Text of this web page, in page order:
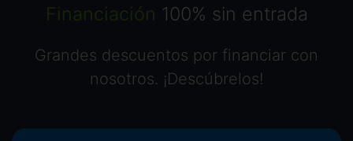
Financiación 100% sin entrada
Grandes descuentos por financiar con
nosotros. ¡Descúbrelos!